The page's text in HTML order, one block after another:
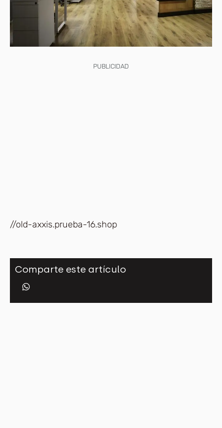
PUBLICIDAD
//old-axxis.prueba-16.shop
Comparte este artículo